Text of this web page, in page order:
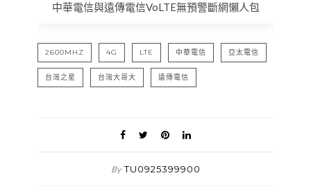
中華電信與遠傳電信VoLTE無預警斷網懶人包
2600MHZ 4G LTE 中華電信 亞太電信
台灣之星 台灣大哥大 遠傳電信
By TU0925399900